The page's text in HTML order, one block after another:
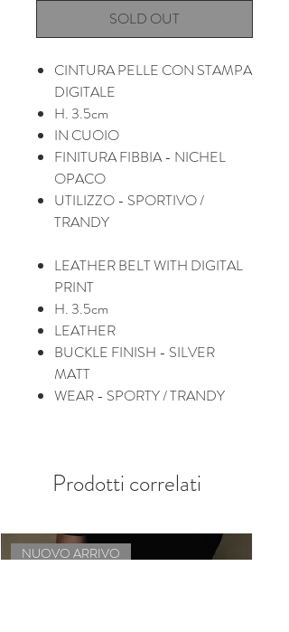
SOLD OUT
CINTURA PELLE CON STAMPA
DIGITALE
H. 3.5cm
IN CUOIO
FINITURA FIBBIA - NICHEL
OPACO
UTILIZZO - SPORTIVO /
TRANDY
LEATHER BELT WITH DIGITAL
PRINT
H. 3.5cm
LEATHER
BUCKLE FINISH - SILVER
MATT
WEAR - SPORTY / TRANDY
Prodotti correlati
NUOVO ARRIVO